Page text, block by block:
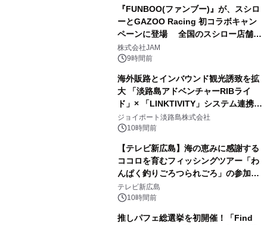
『FUNBOO(ファンブー)』が、スシロ
ーとGAZOO Racing 初コラボキャン
ペーンに登場 全国のスシロー店舗で
GR 4車種の FUNBOO(ミニカー)付き
メニューが展開されます
株式会社JAM
9時間前
海外販路とインバウンド観光誘致を拡
大 「淡路島アドベンチャーRIBライ
ド」× 「LINKTIVITY」システム連携を
開始！
ジョイポート淡路島株式会社
10時間前
【テレビ新広島】海の恵みに感謝する
ココロを育むフィッシングツアー「わ
んぱく釣りごろつられごろ」の参加小
学生を募集
テレビ新広島
10時間前
推しパフェ総選挙を初開催！「Find